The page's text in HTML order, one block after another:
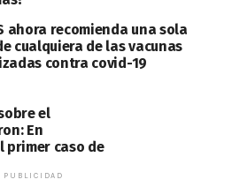
ahora recomienda una sola
cualquiera de las vacunas
contra covid-19
el
En
primer caso de
PUBLICIDAD